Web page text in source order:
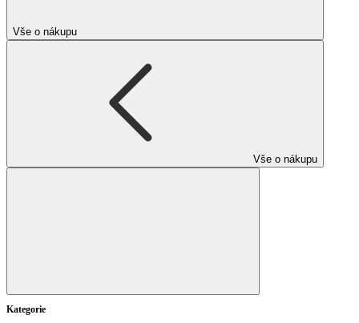
Vše o nákupu
Vše o nákupu
Kategorie